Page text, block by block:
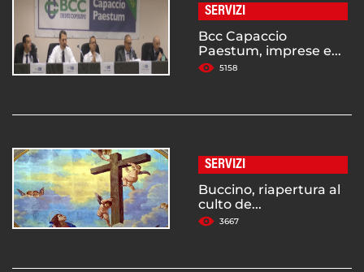
SERVIZI
Bcc Capaccio
Paestum, imprese e...
5158
SERVIZI
Buccino, riapertura al
culto de...
3667